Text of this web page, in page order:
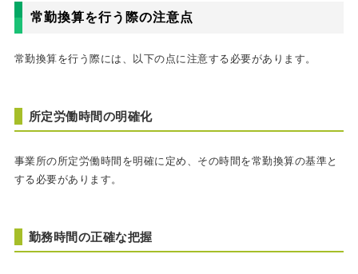
常勤換算を行う際の注意点
常勤換算を行う際には、以下の点に注意する必要があります。
所定労働時間の明確化
事業所の所定労働時間を明確に定め、その時間を常勤換算の基準と
する必要があります。
勤務時間の正確な把握